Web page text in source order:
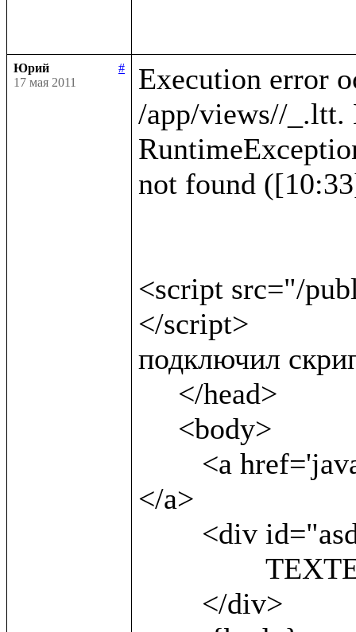
Юрий
#
17 мая 2011
Execution error
/app/views//_.ltt.
not found
<script src="/
</script>
подключил
</a>